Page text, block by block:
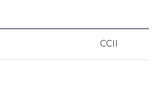
CCII